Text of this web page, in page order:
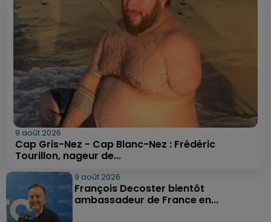
9 août 2026
Cap Gris-Nez - Cap Blanc-Nez : Frédéric
Tourillon, nageur de...
9 août 2026
François Decoster bientôt
ambassadeur de France en...